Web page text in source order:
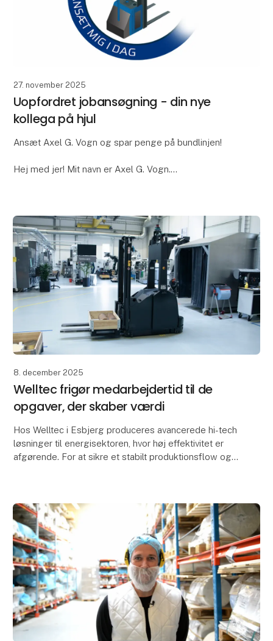
27. november 2025
Uopfordret jobansøgning - din nye
kollega på hjul
Ansæt Axel G. Vogn og spar penge på bundlinjen!
Hej med jer! Mit navn er Axel G. Vogn.
proc
8. december 2025
Welltec frigør medarbejdertid til de
opgaver, der skaber værdi
Hos Welltec i Esbjerg produceres avancerede hi-tech
løsninger til energisektoren, hvor høj effektivitet er
afgørende. For at sikre et stabilt produktionsflow og